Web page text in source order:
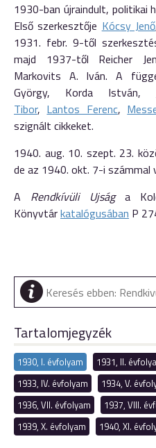
1930-ban újraindult, politikai
Első szerkesztője Kócsy Jenő
1931. febr. 9-től
majd 1937-től Reicher
Markovits A. Iván. A
György, Korda István,
Tibor, Lantos Ferenc,
szignált cikkeket.
1940. aug. 10. szept. 23.
de az 1940. okt. 7-i számmal
A Rendkívüli Ujság a
Könyvtárkatalógusában P
Tartalomjegyzék
1930, I. évfolyam 1931, II.
1933, IV. évfolyam
1934, V.
1936, VII. évfolyam
1937, VIII.
1939, X. évfolyam
1940, XI.